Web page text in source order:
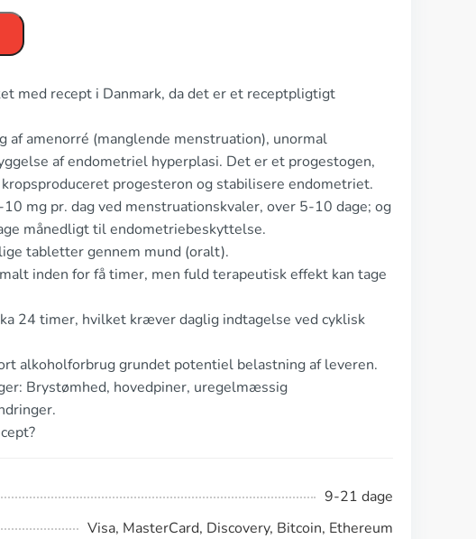
med recept i Danmark, da det er et receptpligtigt
af amenorré (manglende menstruation), unormal
af endometriel hyperplasi. Det er et progestogen,
progesteron og stabilisere endometriet.
mg pr. dag ved menstruationskvaler, over 5-10 dage; og
månedligt til endometriebeskyttelse.
tabletter gennem mund (oralt).
inden for få timer, men fuld terapeutisk effekt kan tage
24 timer, hvilket kræver daglig indtagelse ved cyklisk
alkoholforbrug grundet potentiel belastning af leveren.
Brystømhed, hovedpiner, uregelmæssig
9-21 dage
Visa, MasterCard, Discovery, Bitcoin, Ethereum